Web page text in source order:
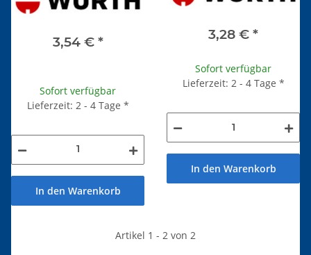
3,54 € *
Sofort verfügbar
Lieferzeit: 2 - 4 Tage *
In den Warenkorb
3,28 € *
Sofort verfügbar
Lieferzeit: 2 - 4 Tage *
In den Warenkorb
Artikel 1 - 2 von 2